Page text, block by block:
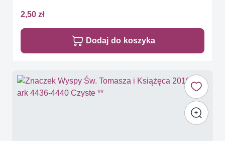
2,50 zł
Dodaj do koszyka